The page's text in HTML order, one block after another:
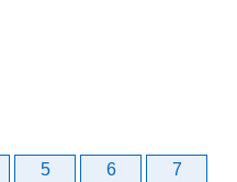
5 6
7